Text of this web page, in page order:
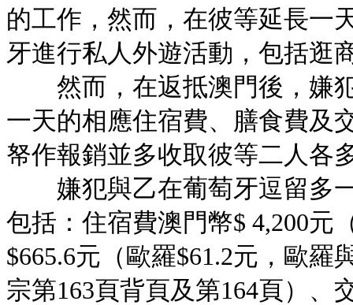
的工作，然而，在彼等延長一
牙進行私人外遊活動，包括逛
然而，在返抵澳門後，嫌犯
一天的相應住宿費、膳食費及
帑作報銷並多收取彼等二人各
嫌犯與乙在葡萄牙逗留多一
包括：住宿費澳門幣$ 4,200元
$665.6元（歐羅$61.2元，歐羅
宗第163頁背頁及第164頁）、